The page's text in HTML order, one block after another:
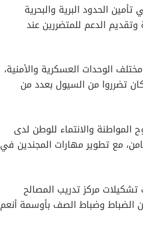
الحدود البرية والبحرية
الدعم للمتضررين عند
الوحدات العسكرية والأمنية،
تضرروا من السيول بعدد من
المواطنة والانتماء للوطن لدى
مع تطوير مهارات المجندين في
مركز تدريب المصالح
الضباط وضباط الصف بأوسمة أنعم